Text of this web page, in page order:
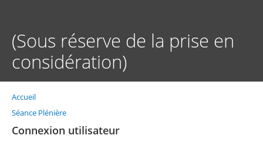
principal
(Sous réserve de la prise en
considération)
Fil
d'Ariane
Accueil
Séance Plénière
Connexion utilisateur